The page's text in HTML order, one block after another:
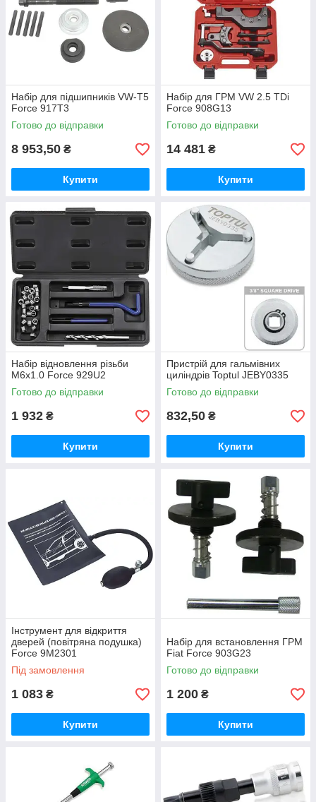
Набір для підшипників VW-T5
Force 917T3
Готово до відправки
8 953,50 ₴
Купити
Набір для ГРМ VW 2.5 TDі
Force 908G13
Готово до відправки
14 481 ₴
Купити
Набір відновлення різьби
М6х1.0 Force 929U2
Готово до відправки
1 932 ₴
Купити
Пpиcтpій для гальмівних
циліндрів Toptul JEBY0335
Готово до відправки
832,50 ₴
Купити
Інструмент для відкриття
дверей (повітряна подушка)
Force 9M2301
Під замовлення
1 083 ₴
Купити
Набір для встановлення ГРМ
Fiat Force 903G23
Готово до відправки
1 200 ₴
Купити